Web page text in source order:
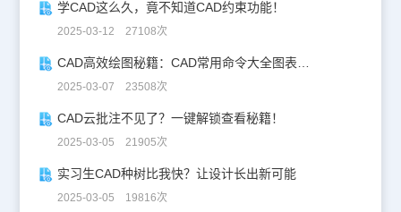
学CAD这么久，竟不知道CAD约束功能！
2025-03-12 27108次
CAD高效绘图秘籍：CAD常用命令大全图表珍藏版
2025-03-07 23508次
CAD云批注不见了？一键解锁查看秘籍！
2025-03-05 21905次
实习生CAD种树比我快？让设计长出新可能
2025-03-05 19816次